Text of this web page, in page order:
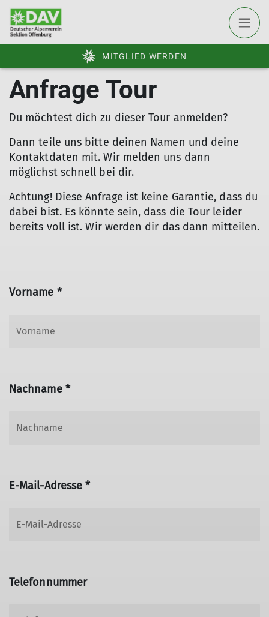
MITGLIED WERDEN
Anfrage Tour
Du möchtest dich zu dieser Tour anmelden?
Dann teile uns bitte deinen Namen und deine
Kontaktdaten mit. Wir melden uns dann
möglichst schnell bei dir.
Achtung! Diese Anfrage ist keine Garantie, dass du
dabei bist. Es könnte sein, dass die Tour leider
bereits voll ist. Wir werden dir das dann mitteilen.
Vorname *
Nachname *
E-Mail-Adresse *
Telefonnummer